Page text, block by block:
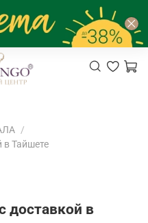
в Тайшете
доставкой в